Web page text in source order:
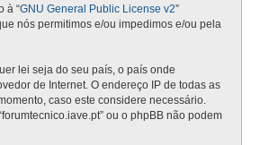
à “GNU General Public License v2”
nós permitimos e/ou impedimos e/ou pela
lei seja do seu país, o país onde
de Internet. O endereço IP de todas as
caso este considere necessário.
ou o phpBB não podem